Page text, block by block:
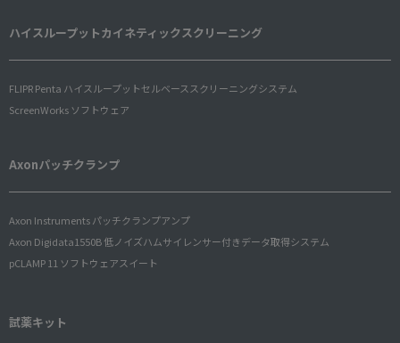
ハイスループットカイネティックスクリーニング
FLIPR Penta ハイスループットセルベーススクリーニングシステム
ScreenWorks ソフトウェア
Axonパッチクランプ
Axon Instruments パッチクランプアンプ
Axon Digidata1550B 低ノイズハムサイレンサー付きデータ取得システム
pCLAMP 11 ソフトウェアスイート
試薬キット